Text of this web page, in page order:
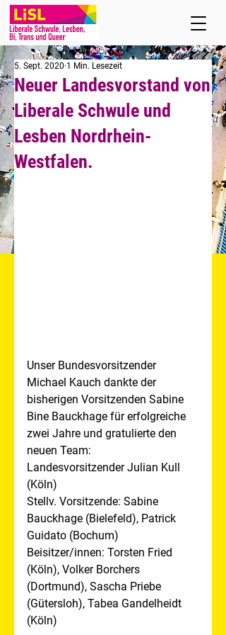
Neuer Landesvorstand von
Liberale Schwule und
Lesben Nordrhein-
Westfalen.
5. Sept. 2020 1 Min. Lesezeit
Unser Bundesvorsitzender
Michael Kauch dankte der
bisherigen Vorsitzenden Sabine
Bine Bauckhage für erfolgreiche
zwei Jahre und gratulierte den
neuen Team:
Landesvorsitzender Julian Kull
(Köln)
Stellv. Vorsitzende: Sabine
Bauckhage (Bielefeld), Patrick
Guidato (Bochum)
Beisitzer/innen: Torsten Fried
(Köln), Volker Borchers
(Dortmund), Sascha Priebe
(Gütersloh), Tabea Gandelheidt
(Köln)